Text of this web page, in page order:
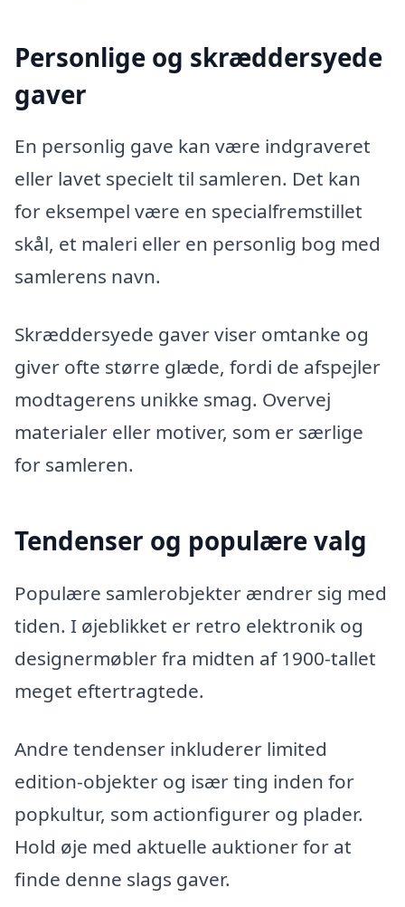
Personlige og skræddersyede
gaver
En personlig gave kan være indgraveret
eller lavet specielt til samleren. Det kan
for eksempel være en specialfremstillet
skål, et maleri eller en personlig bog med
samlerens navn.
Skræddersyede gaver viser omtanke og
giver ofte større glæde, fordi de afspejler
modtagerens unikke smag. Overvej
materialer eller motiver, som er særlige
for samleren.
Tendenser og populære valg
Populære samlerobjekter ændrer sig med
tiden. I øjeblikket er retro elektronik og
designermøbler fra midten af 1900-tallet
meget eftertragtede.
Andre tendenser inkluderer limited
edition-objekter og især ting inden for
popkultur, som actionfigurer og plader.
Hold øje med aktuelle auktioner for at
finde denne slags gaver.